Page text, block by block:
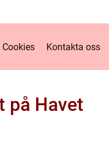
Cookies Kontakta oss
på Havet